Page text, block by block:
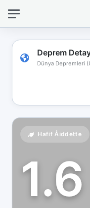
Deprem
Dünya Depremleri
Hafif Åiddette
koptu!